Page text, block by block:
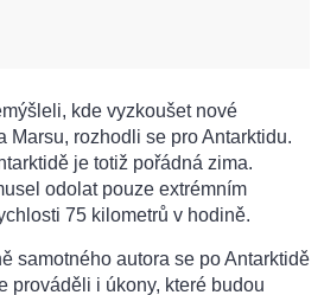
kde vyzkoušet nové
Marsu, rozhodli se pro Antarktidu.
je totiž pořádná zima.
odolat pouze extrémním
75 kilometrů v hodině.
samotného autora se po Antarktidě
prováděli i úkony, které budou